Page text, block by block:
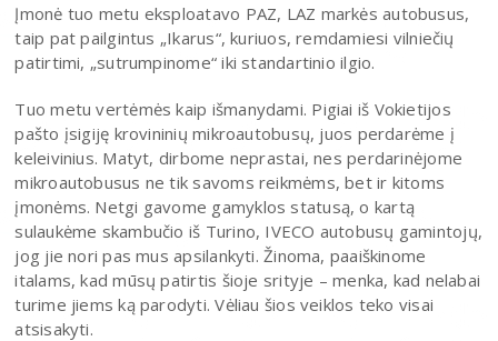
Įmonė tuo metu eksploatavo PAZ, LAZ markės autobusus,
taip pat pailgintus „Ikarus“, kuriuos, remdamiesi vilniečių
patirtimi, „sutrumpinome“ iki standartinio ilgio.
Tuo metu vertėmės kaip išmanydami. Pigiai iš Vokietijos
pašto įsigiję krovininių mikroautobusų, juos perdarėme į
keleivinius. Matyt, dirbome neprastai, nes perdarinėjome
mikroautobusus ne tik savoms reikmėms, bet ir kitoms
įmonėms. Netgi gavome gamyklos statusą, o kartą
sulaukėme skambučio iš Turino, IVECO autobusų gamintojų,
jog jie nori pas mus apsilankyti. Žinoma, paaiškinome
italams, kad mūsų patirtis šioje srityje – menka, kad nelabai
turime jiems ką parodyti. Vėliau šios veiklos teko visai
atsisakyti.